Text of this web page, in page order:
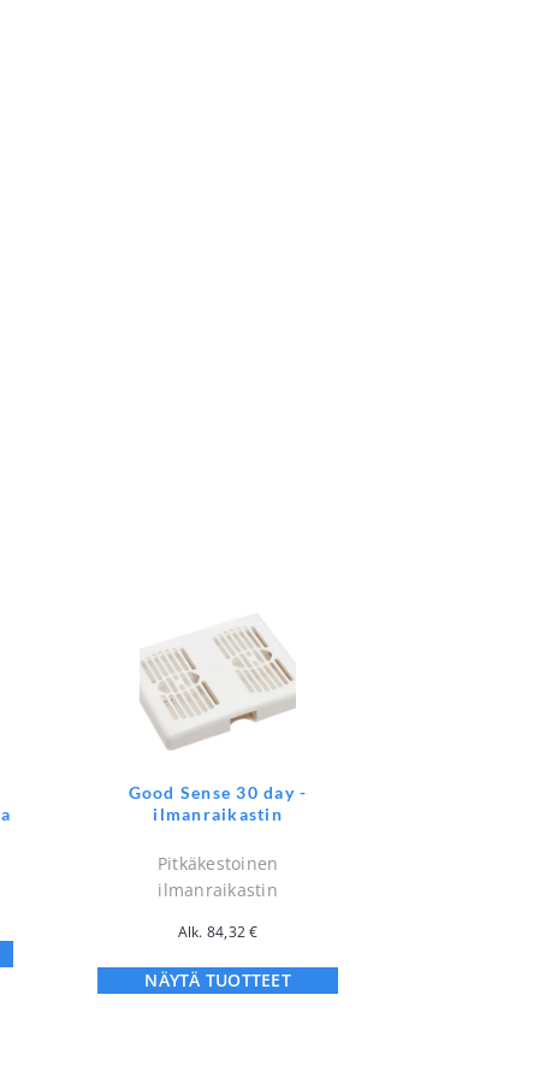
Good Sense 30 day -
ilmanraikastin
Pitkäkestoinen
ilmanraikastin
Alk. 84,32€
NÄYTÄ TUOTTEET